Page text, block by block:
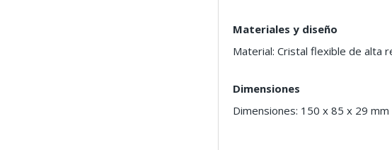
Materiales y diseño
Material: Cristal flexible de alta
Dimensiones
Dimensiones: 150 x 85 x 29 mm